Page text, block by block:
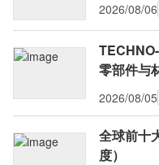
2026/08/06
零部件与
2026/08/05
全球前十
度）